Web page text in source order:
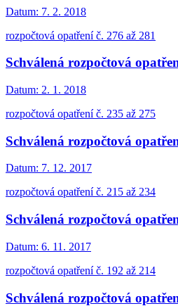
Datum: 7. 2. 2018
rozpočtová opatření č. 276 až 281
Schválená rozpočtová
Datum: 2. 1. 2018
rozpočtová opatření č. 235 až 275
Schválená rozpočtová
Datum: 7. 12. 2017
rozpočtová opatření č. 215 až 234
Schválená rozpočtová
Datum: 6. 11. 2017
rozpočtová opatření č. 192 až 214
Schválená rozpočtová